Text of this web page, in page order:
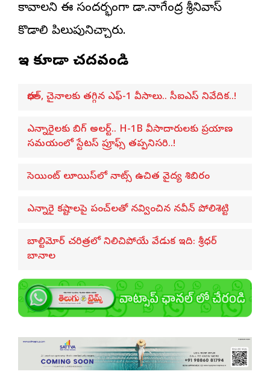
కావాలని ఈ సందర్భంగా డా.నాగేంద్ర శ్రీనివాస్
కొడాలి పిలుపునిచ్చారు.
ఇవి కూడా చదవండి
భారత్, చైనాలకు తగ్గిన ఎఫ్-1 వీసాలు.. సీఐఎస్ నివేదిక..!
ఎన్నారైలకు బిగ్ అలర్ట్.. H-1B వీసాదారులకు ప్రయాణ
సమయంలో స్టేటస్ ప్రూఫ్స్ తప్పనిసరి..!
సెయింట్ లూయిస్‌లో నాట్స్ ఉచిత వైద్య శిబిరం
ఎన్నారై కష్టాలపై పంచ్‌లతో నవ్వించిన నవీన్ పోలిశెట్టి
బాల్టిమోర్ చరిత్రలో నిలిచిపోయే వేడుక ఇది: శ్రీధర్
బానాల